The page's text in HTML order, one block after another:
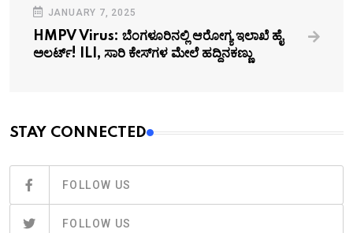
JANUARY 7, 2025
HMPV Virus: ಬೆಂಗಳೂರಿನಲ್ಲಿ ಆರೋಗ್ಯ ಇಲಾಖೆ ಹೈ
ಅಲರ್ಟ್! ILI, ಸಾರಿ ಕೇಸ್‌ಗಳ ಮೇಲೆ ಹದ್ದಿನಕಣ್ಣು
STAY CONNECTED
FOLLOW US
FOLLOW US